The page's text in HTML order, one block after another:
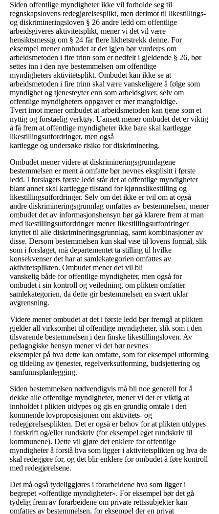
Siden offentlige myndigheter ikke vil forholde seg til
regnskapslovens redegjørelsesplikt, men derimot til likestillings-
og diskrimineringsloven § 26 andre ledd om offentlige
arbeidsgiveres aktivitetsplikt, mener vi det vil være
hensiktsmessig om § 24 får flere likhetstrekk denne. For
eksempel mener ombudet at det igjen bør vurderes om
arbeidsmetoden i fire trinn som er nedfelt i gjeldende § 26, bør
settes inn i den nye bestemmelsen om offentlige
myndigheters aktivitetsplikt. Ombudet kan ikke se at
arbeidsmetoden i fire trinn skal være vanskeligere å følge som
myndighet og tjenesteyter enn som arbeidsgiver, selv om
offentlige myndigheters oppgaver er mer mangfoldige.
Tvert imot mener ombudet at arbeidsmetoden kan tjene som et
nyttig og forståelig verktøy. Uansett mener ombudet det er viktig
å få frem at offentlige myndigheter ikke bare skal kartlegge
likestillingsutfordringer, men også
kartlegge og undersøke risiko for diskriminering.
Ombudet mener videre at diskrimineringsgrunnlagene
bestemmelsen er ment å omfatte bør nevnes eksplisitt i første
ledd. I forslagets første ledd står det at offentlige myndigheter
blant annet skal kartlegge tilstand for kjønnslikestilling og
likestillingsutfordringer. Selv om det ikke er tvil om at også
andre diskrimineringsgrunnlag omfattes av bestemmelsen, mener
ombudet det av informasjonshensyn bør gå klarere frem at man
med ikestillingsutfordringer mener likestillingsutfordringer
knyttet til alle diskrimineringsgrunnlag, samt kombinasjoner av
disse. Dersom bestemmelsen kun skal vise til lovens formål, slik
som i forslaget, må departementet ta stilling til hvilke
konsekvenser det har at samlekategorien omfattes av
aktivitetsplikten. Ombudet mener det vil bli
vanskelig både for offentlige myndigheter, men også for
ombudet i sin kontroll og veiledning, om plikten omfatter
samlekategorien, da dette gir bestemmelsen en svært uklar
avgrensning.
Videre mener ombudet at det i første ledd bør fremgå at plikten
gjelder all virksomhet til offentlige myndigheter, slik som i den
tilsvarende bestemmelsen i den finske likestillingsloven. Av
pedagogiske hensyn mener vi det bør nevnes
eksempler på hva dette kan omfatte, som for eksempel utforming
og tildeling av tjenester, regelverksutforming, budsjettering og
samfunnsplanlegging.
Siden bestemmelsen nødvendigvis må bli noe generell for å
dekke alle offentlige myndigheter, mener vi det er viktig at
innholdet i plikten utdypes og gis en grundig omtale i den
kommende lovproposisjonen om aktivitets- og
redegjørelsesplikten. Det er også er behov for at plikten utdypes
i forskrift og/eller rundskriv (for eksempel eget rundskriv til
kommunene). Dette vil gjøre det enklere for offentlige
myndigheter å forstå hva som ligger i aktivitetsplikten og hva de
skal redegjøre for, og det blir enklere for ombudet å føre kontroll
med redegjørelsene.
Det må også tydeliggjøres i forarbeidene hva som ligger i
begrepet «offentlige myndigheter». For eksempel bør det gå
tydelig frem av forarbeidene om private rettssubjekter kan
omfattes av bestemmelsen, for eksempel der en privat